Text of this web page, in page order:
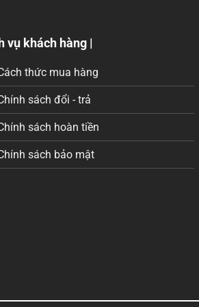
vụ khách hàng |
thức mua hàng
sách đổi - trả
sách hoàn tiền
sách bảo mật